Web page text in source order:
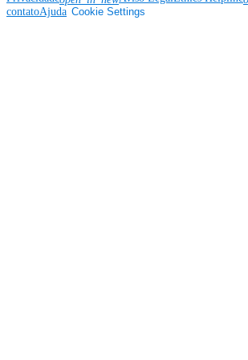
contatoAjuda Cookie Settings